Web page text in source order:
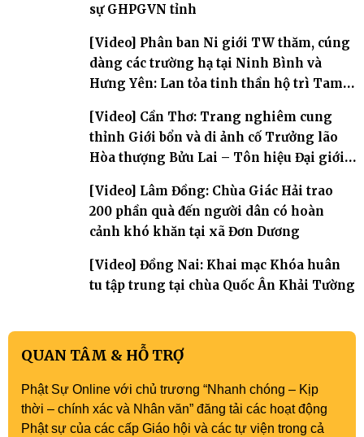
sự GHPGVN tỉnh
[Video] Phân ban Ni giới TW thăm, cúng
dàng các trường hạ tại Ninh Bình và
Hưng Yên: Lan tỏa tinh thần hộ trì Tam
[Video] Cần Thơ: Trang nghiêm cung
thỉnh Giới bổn và di ảnh cố Trưởng lão
Hòa thượng Bửu Lai – Tôn hiệu Đại giới
[Video] Lâm Đồng: Chùa Giác Hải trao
200 phần quà đến người dân có hoàn
cảnh khó khăn tại xã Đơn Dương
[Video] Đồng Nai: Khai mạc Khóa huân
tu tập trung tại chùa Quốc Ân Khải Tường
QUAN TÂM & HỖ TRỢ
Phật Sự Online với chủ trương “Nhanh chóng – Kịp
thời – chính xác và Nhân văn” đăng tải các hoạt động
Phật sự của các cấp Giáo hội và các tự viện trong cả